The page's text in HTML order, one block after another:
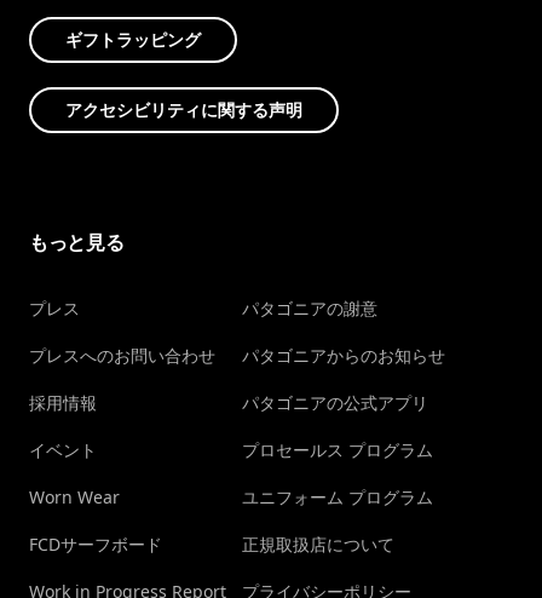
ギフトラッピング
アクセシビリティに関する声明
もっと見る
プレス
プレスへのお問い合わせ
採用情報
イベント
Worn Wear
FCDサーフボード
Work in Progress Report
パタゴニアの謝意
パタゴニアからのお知らせ
パタゴニアの公式アプリ
プロセールス プログラム
ユニフォーム プログラム
正規取扱店について
プライバシーポリシー